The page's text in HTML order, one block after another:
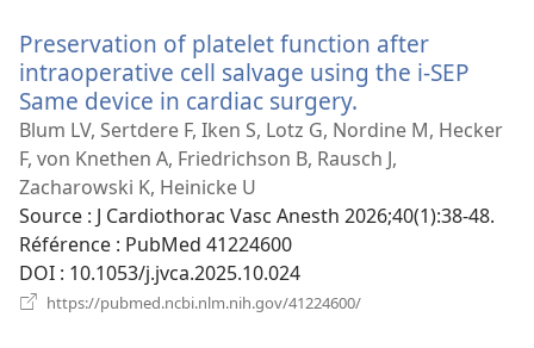
fenêtre)
Preservation of platelet function after
intraoperative cell salvage using the i-SEP
Same device in cardiac surgery.
une
nouvelle
Blum LV, Sertdere F, Iken S, Lotz G, Nordine M, Hecker
F, von Knethen A, Friedrichson B, Rausch J,
Zacharowski K, Heinicke U
Source ‎: J Cardiothorac Vasc Anesth 2026;40(1):38-48.
Référence ‎: PubMed 41224600
DOI ‎: 10.1053/j.jvca.2025.10.024
https://pubmed.ncbi.nlm.nih.gov/41224600/